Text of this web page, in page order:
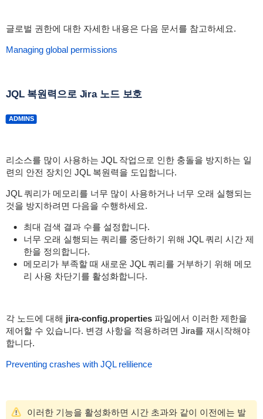
글로벌 권한에 대한 자세한 내용은 다음 문서를 참고하세요.
Managing global permissions
JQL 복원력으로 Jira 노드 보호
ADMINS
리소스를 많이 사용하는 JQL 작업으로 인한 충돌을 방지하는 일
련의 안전 장치인 JQL 복원력을 도입합니다.
JQL 쿼리가 메모리를 너무 많이 사용하거나 너무 오래 실행되는
것을 방지하려면 다음을 수행하세요.
최대 검색 결과 수를 설정합니다.
너무 오래 실행되는 쿼리를 중단하기 위해 JQL 쿼리 시간 제
한을 정의합니다.
메모리가 부족할 때 새로운 JQL 쿼리를 거부하기 위해 메모
리 사용 차단기를 활성화합니다.
각 노드에 대해 jira-config.properties 파일에서 이러한 제한을
제어할 수 있습니다. 변경 사항을 적용하려면 Jira를 재시작해야
합니다.
Preventing crashes with JQL relilience
이러한 기능을 활성화하면 시간 초과와 같이 이전에는 발